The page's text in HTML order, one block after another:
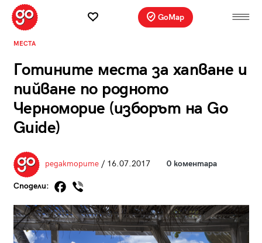
GoMap
МЕСТА
Готините места за хапване и
пийване по родното
Черноморие (изборът на Go
Guide)
редакторите/ 16.07.2017 0 коментара
Сподели: